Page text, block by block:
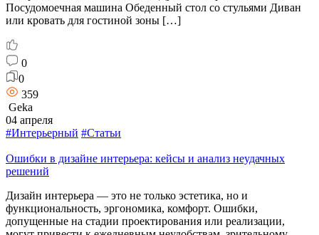
Посудомоечная машина Обеденный стол со стульями Диван
или кровать для гостиной зоны […]
0
0
359
Geka
04 апреля
#Интерьерный #Статьи
Ошибки в дизайне интерьера: кейсы и анализ неудачных
решений
Дизайн интерьера — это не только эстетика, но и
функциональность, эргономика, комфорт. Ошибки,
допущенные на стадии проектирования или реализации,